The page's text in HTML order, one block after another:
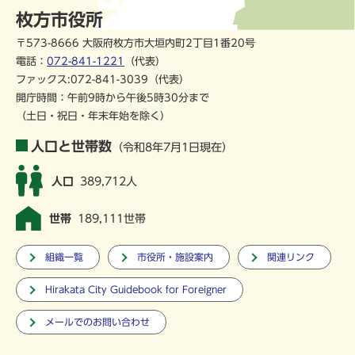
枚方市役所
〒573-8666 大阪府枚方市大垣内町2丁目1番20号
電話： 072-841-1221
（代表）
ファックス:072-841-3039（代表）
開庁時間：午前9時から午後5時30分まで
（土日・祝日・年末年始を除く）
人口と世帯数 （令和8年7月1日現在）
人口 389,712人
世帯 189,111世帯
組織一覧 市役所・施設案内 関連リンク
Hirakata City Guidebook for Foreigner
メールでのお問い合わせ